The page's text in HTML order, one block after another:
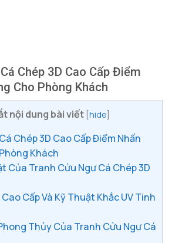
Chép 3D Cao Cấp Điểm
Cho Phòng Khách
nội dung bài viết [hide]
Chép 3D Cao Cấp Điểm Nhấn
Khách
Của Tranh Cửu Ngư Cá Chép 3D
Cao Cấp Và Kỹ Thuật Khắc UV Tinh
Thủy Của Tranh Cửu Ngư Cá